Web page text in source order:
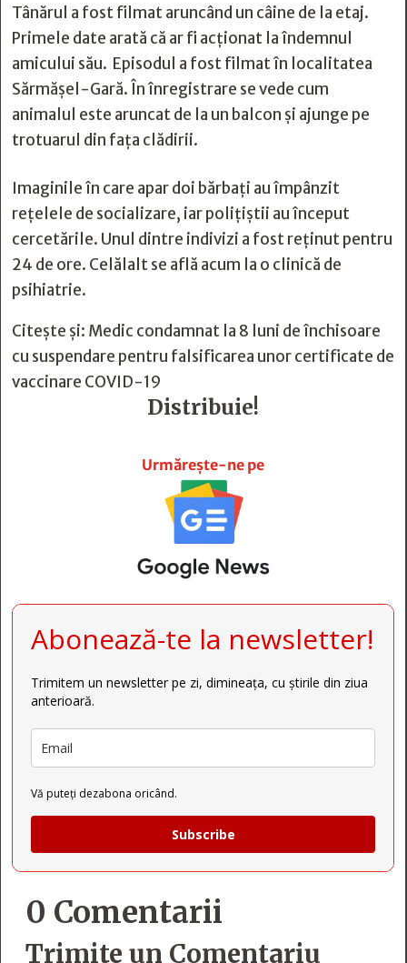
Tânărul a fost filmat aruncând un câine de la etaj.
Primele date arată că ar fi acționat la îndemnul
amicului său. Episodul a fost filmat în localitatea
Sărmășel-Gară. În înregistrare se vede cum
animalul este aruncat de la un balcon și ajunge pe
trotuarul din fața clădirii.
Imaginile în care apar doi bărbați au împânzit
rețelele de socializare, iar polițiștii au început
cercetările. Unul dintre indivizi a fost reținut pentru
24 de ore. Celălalt se află acum la o clinică de
psihiatrie.
Citește și: Medic condamnat la 8 luni de închisoare
cu suspendare pentru falsificarea unor certificate de
vaccinare COVID-19
Distribuie!
Urmărește-ne pe
Abonează-te la newsletter!
Trimitem un newsletter pe zi, dimineața, cu știrile din ziua
anterioară.
Vă puteți dezabona oricând.
Subscribe
0 Comentarii
Trimite un Comentariu